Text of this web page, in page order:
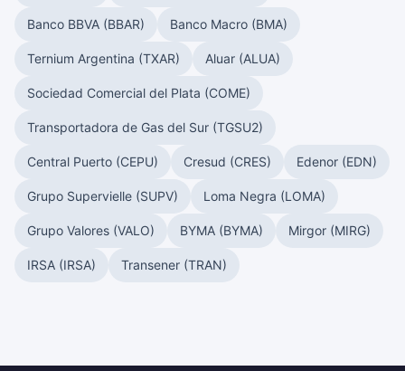
Banco BBVA (BBAR) Banco Macro (BMA)
Ternium Argentina (TXAR) Aluar (ALUA)
Sociedad Comercial del Plata (COME)
Transportadora de Gas del Sur (TGSU2)
Central Puerto (CEPU) Cresud (CRES) Edenor (EDN)
Grupo Supervielle (SUPV) Loma Negra (LOMA)
Grupo Valores (VALO) BYMA (BYMA) Mirgor (MIRG)
IRSA (IRSA) Transener (TRAN)